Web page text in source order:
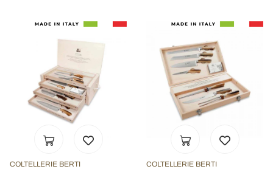
COLTELLERIE BERTI COLTELLERIE BERTI